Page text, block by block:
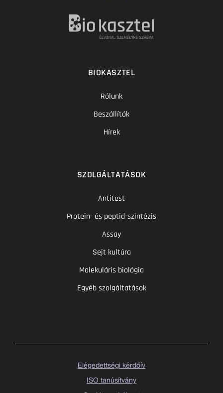
BIOKASZTEL
Rólunk
Beszállítók
Hírek
SZOLGÁLTATÁSOK
Antitest
Protein- és peptid-szintézis
Assay
Sejt kultúra
Molekuláris biológia
Egyéb szolgáltatások
Elégedettségi kérdőív
ISO tanúsítvány